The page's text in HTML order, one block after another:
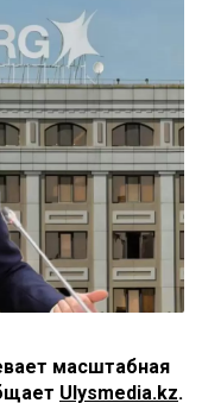
масштабная
Ulysmedia.kz.